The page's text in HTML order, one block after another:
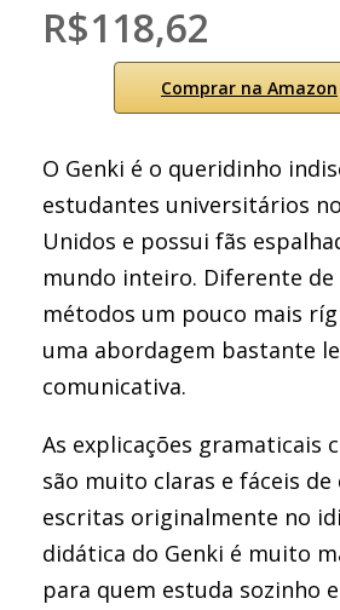
R$118,62
Comprar na Amazon
O Genki é o queridinho
estudantes universitários
Unidos e possui fãs
mundo inteiro. Diferente
métodos um pouco mais
uma abordagem bastante
comunicativa.
As explicações gramaticais
são muito claras e fáceis
escritas originalmente no
didática do Genki é muito
para quem estuda sozinho